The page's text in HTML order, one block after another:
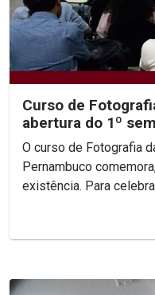
Curso de
abertura do 1º
O curso de Fotografia
Pernambuco
existência. Para